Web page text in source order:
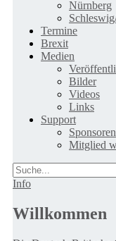
Nürnberg
Termine
Brexit
Medien
Bilder
Videos
Links
Support
Sponsoren
Mitglied
Suche
Info
Willkommen